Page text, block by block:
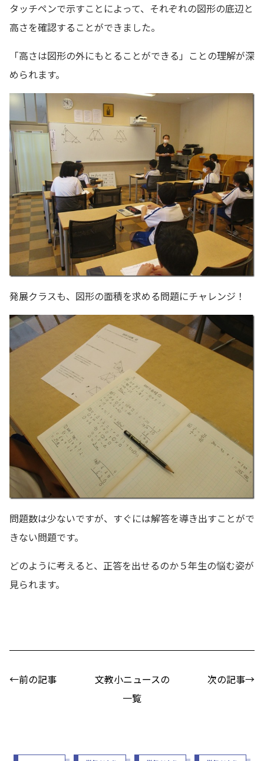
タッチペンで示すことによって、それぞれの図形の底辺と
高さを確認することができました。
「高さは図形の外にもとることができる」ことの理解が深
められます。
発展クラスも、図形の面積を求める問題にチャレンジ！
問題数は少ないですが、すぐには解答を導き出すことがで
きない問題です。
どのように考えると、正答を出せるのか５年生の悩む姿が
見られます。
←前の記事
文教小ニュースの
一覧
次の記事→